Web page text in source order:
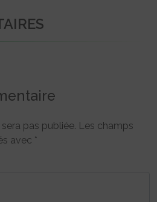
pas publiée. Les champs
avec *